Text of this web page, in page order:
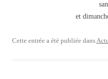
et
Cette entrée a été publiée dans